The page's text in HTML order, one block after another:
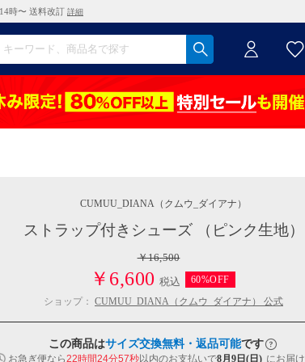
時〜 送料改訂 詳細
CUMUU_DIANA （クムウ_ダイアナ）
ストラップ付きシューズ （ピンク生地）
￥16,500
￥6,600 税込
60%OFF
ショップ： CUMUU_DIANA（クムウ_ダイアナ） 公式
この商品はサイズ交換無料・返品可能です
お急ぎ便なら22時間24分56秒以内のお支払いで8月9日(日) にお届け